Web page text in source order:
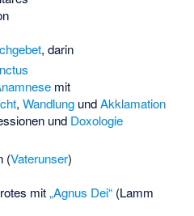
, darin
mit
,Wandlung undAkklamation
und Doxologie
(Vaterunser)
mit„Agnus Dei“ (Lamm